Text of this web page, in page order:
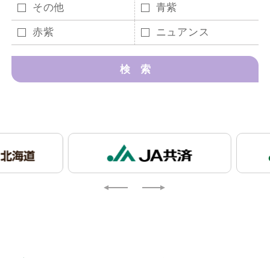
その他 青紫
赤紫 ニュアンス